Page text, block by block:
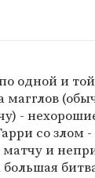
одной и
-
со злом
и